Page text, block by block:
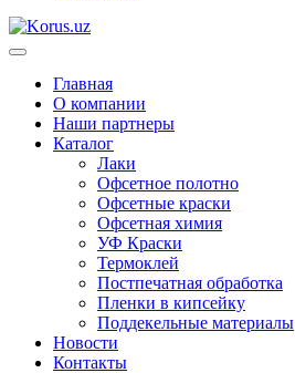
Главная
О компании
Наши партнеры
Каталог
Лаки
Офсетное полотно
Офсетные краски
Офсетная химия
УФ Краски
Термоклей
Постпечатная обработка
Пленки в кипсейку
Поддекельные материалы
Новости
Контакты